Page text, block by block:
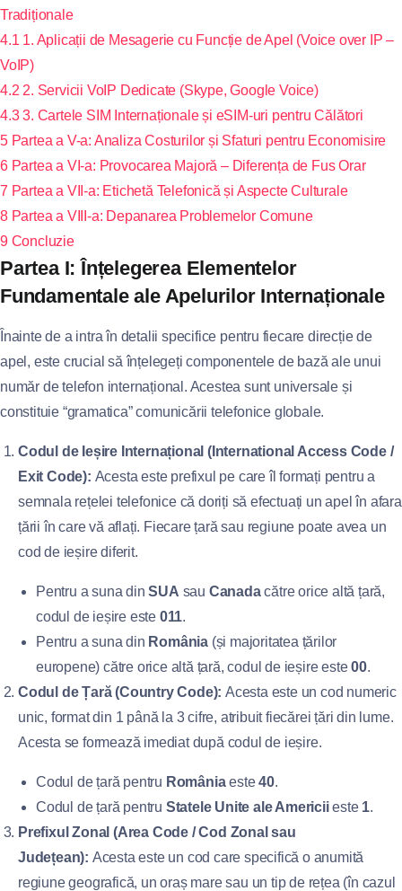
Tradiționale
4.1 1. Aplicații de Mesagerie cu Funcție de Apel (Voice over IP –
VoIP)
4.2 2. Servicii VoIP Dedicate (Skype, Google Voice)
4.3 3. Cartele SIM Internaționale și eSIM-uri pentru Călători
5 Partea a V-a: Analiza Costurilor și Sfaturi pentru Economisire
6 Partea a VI-a: Provocarea Majoră – Diferența de Fus Orar
7 Partea a VII-a: Etichetă Telefonică și Aspecte Culturale
8 Partea a VIII-a: Depanarea Problemelor Comune
9 Concluzie
Partea I: Înțelegerea Elementelor
Fundamentale ale Apelurilor Internaționale
Înainte de a intra în detalii specifice pentru fiecare direcție de
apel, este crucial să înțelegeți componentele de bază ale unui
număr de telefon internațional. Acestea sunt universale și
constituie “gramatica” comunicării telefonice globale.
Codul de Ieșire Internațional (International Access Code /
Exit Code): Acesta este prefixul pe care îl formați pentru a
semnala rețelei telefonice că doriți să efectuați un apel în afara
țării în care vă aflați. Fiecare țară sau regiune poate avea un
cod de ieșire diferit.
Pentru a suna dinSUA sau Canadacătre orice altă țară,
codul de ieșire este 011.
Pentru a suna din România (și majoritatea țărilor
europene) către orice altă țară, codul de ieșire este00.
Codul de Țară (Country Code): Acesta este un cod numeric
unic, format din 1 până la 3 cifre, atribuit fiecărei țări din lume.
Acesta se formează imediat după codul de ieșire.
Codul de țară pentru Româniaeste40.
Codul de țară pentru Statele Unite ale Americiieste 1.
Prefixul Zonal (Area Code / Cod Zonal sau
Județean): Acesta este un cod care specifică o anumită
regiune geografică, un oraș mare sau un tip de rețea (în cazul